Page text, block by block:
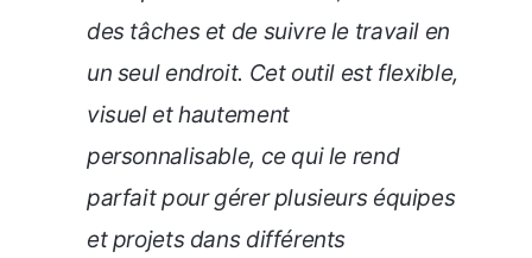
des tâches et de suivre le travail en
un seul endroit. Cet outil est flexible,
visuel et hautement
personnalisable, ce qui le rend
parfait pour gérer plusieurs équipes
et projets dans différents